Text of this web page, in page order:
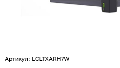
Артикул: LCLTXARH7W